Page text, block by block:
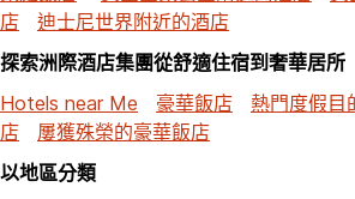
店
迪士尼世界附近的酒店
探索洲際酒店集團從舒適住宿到奢華居所
Hotels near Me
豪華飯店 熱門度假目
店
屢獲殊榮的豪華飯店
以地區分類